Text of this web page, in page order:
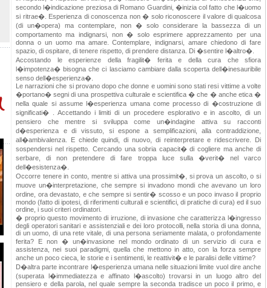
secondo l�indicazione preziosa di Romano Guardini, �inizia col fatto che l�uomo
si ritrae�. Esperienza di conoscenza non � solo riconoscere il valore di qualcosa
(di un�opera) ma contemplare, non � solo considerare la bassezza di un
comportamento ma indignarsi, non � solo esprimere apprezzamento per una
donna o un uomo ma amare. Contemplare, indignarsi, amare chiedono di fare
spazio, di ospitare, di tenere rispetto, di prendere distanza. Di �sentire l�altro�.
Accostando le esperienze della fragilit� ferita e della cura che sfiora
l�impotenza� bisogna che ci lasciamo cambiare dalla scoperta dell�inesauribile
senso dell�esperienza�.
Le narrazioni che si provano dopo che donne e uomini sono stati resi vittime a volte
�portano� segni di una prospettiva culturale e scientifica � che � anche etica �
nella quale si assume l�esperienza umana come processo di �costruzione di
significati� . Accettando i limiti di un procedere esplorativo e in ascolto, di un
pensiero che mentre si sviluppa come un�indagine attiva su racconti
d�esperienza e di vissuto, si espone a semplificazioni, alla contraddizione,
all�ambivalenza. E chiede quindi, di nuovo, di reinterpretare e ridescrivere. Di
sospendersi nel rispetto. Cercando una sobria capacit� di cogliere ma anche di
serbare, di non pretendere di fare troppa luce sulla �verit� nel varco
dell�esistenza�.
Occorre tenere in conto, mentre si attiva una prossimit�, si prova un ascolto, o si
muove un�interpretazione, che sempre si invadono mondi che avevano un loro
ordine, ora devastato, e che sempre si sentir� scosso e un poco invaso il proprio
mondo (fatto di ipotesi, di riferimenti culturali e scientifici, di pratiche di cura) ed il suo
ordine, i suoi criteri ordinatori.
� proprio questo movimento di irruzione, di invasione che caratterizza l�ingresso
degli operatori sanitari e assistenziali e dei loro protocolli, nella storia di una donna,
di un uomo, di una rete vitale, di una persona seriamente malata, o profondamente
ferita? E non � un�invasione nel mondo ordinato di un servizio di cura e
assistenza, nei suoi paradigmi, quella che mettono in atto, con la forza sempre
anche un poco cieca, le storie e i sentimenti, le reattivit� e le paralisi delle vittime?
D�altra parte incontrare l�esperienza umana nelle situazioni limite vuol dire anche
(superata l�immediatezza e affinato l�ascolto) trovarsi in un luogo altro del
pensiero e della parola, nel quale sempre la seconda tradisce un poco il primo, e